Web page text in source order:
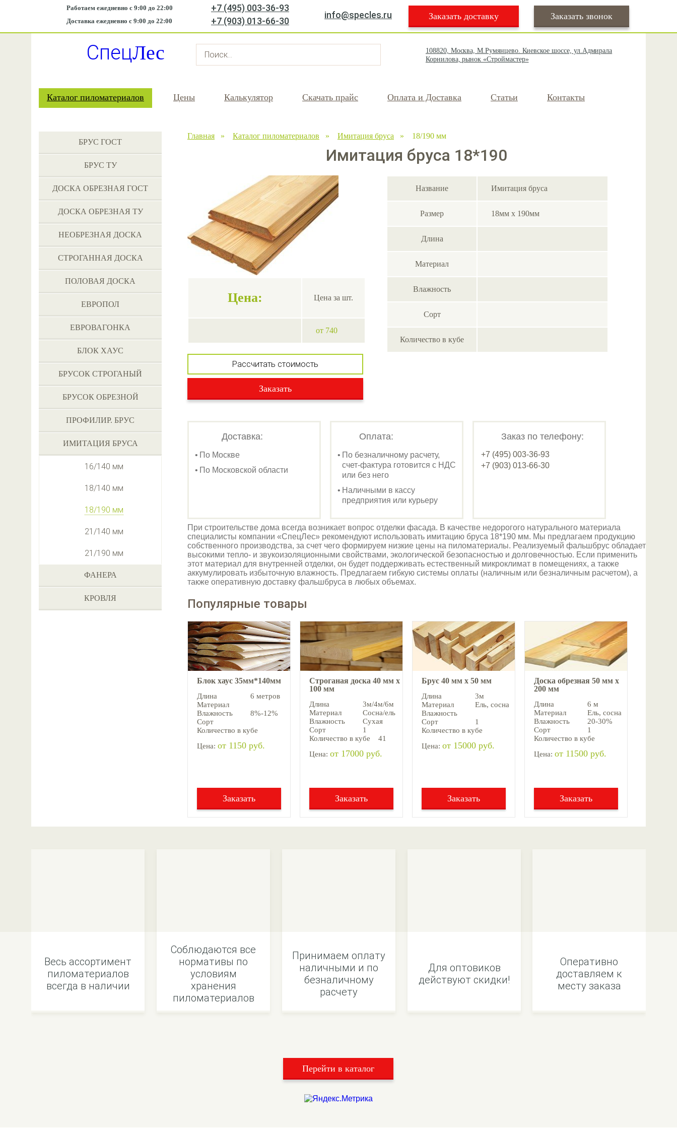
Заказать доставку Заказать звонок
Работаем ежедневно с 9:00 до 22:00
Доставка ежедневно с 9:00 до 22:00
+7 (495) 003-36-93
+7 (903) 013-66-30
info@specles.ru
СпецЛес
108820, Москва, М.Румянцево. Киевское шоссе, ул.Адмирала
Корнилова, рынок «Строймастер»
Каталог пиломатериалов Цены Калькулятор Скачать прайс Оплата и Доставка Статьи Контакты
БРУС ГОСТ
БРУС ТУ
ДОСКА ОБРЕЗНАЯ ГОСТ
ДОСКА ОБРЕЗНАЯ ТУ
НЕОБРЕЗНАЯ ДОСКА
СТРОГАННАЯ ДОСКА
ПОЛОВАЯ ДОСКА
ЕВРОПОЛ
ЕВРОВАГОНКА
БЛОК ХАУС
БРУСОК СТРОГАНЫЙ
БРУСОК ОБРЕЗНОЙ
ПРОФИЛИР. БРУС
ИМИТАЦИЯ БРУСА
16/140 мм
18/140 мм
18/190 мм
21/140 мм
21/190 мм
ФАНЕРА
КРОВЛЯ
Главная » Каталог пиломатериалов » Имитация бруса » 18/190 мм
Имитация бруса 18*190
Цена: Цена за шт.
от 740
Рассчитать стоимость
Заказать
Название Имитация бруса
Размер 18мм х 190мм
Длина
Материал
Влажность
Сорт
Количество в кубе
Доставка:
По Москве
По Московской области
Оплата:
По безналичному расчету,
счет-фактура готовится с НДС
или без него
Наличными в кассу
предприятия или курьеру
Заказ по телефону:
+7 (495) 003-36-93
+7 (903) 013-66-30
При строительстве дома всегда возникает вопрос отделки фасада. В качестве недорогого натурального материала
специалисты компании «СпецЛес» рекомендуют использовать имитацию бруса 18*190 мм. Мы предлагаем продукцию
собственного производства, за счет чего формируем низкие цены на пиломатериалы. Реализуемый фальшбрус обладает
высокими тепло- и звукоизоляционными свойствами, экологической безопасностью и долговечностью. Если применить
этот материал для внутренней отделки, он будет поддерживать естественный микроклимат в помещениях, а также
аккумулировать избыточную влажность. Предлагаем гибкую системы оплаты (наличным или безналичным расчетом), а
также оперативную доставку фальшбруса в любых объемах.
Популярные товары
Блок хаус 35мм*140мм
Длина
6 метров
Материал
Влажность
8%-12%
Сорт
Количество в кубе
Цена: от 1150 руб.
Заказать
Строганая доска 40 мм х
100 мм
Длина
3м/4м/6м
Материал
Сосна/ель
Влажность
Сухая
Сорт
1
Количество в кубе
41
Цена: от 17000 руб.
Заказать
Брус 40 мм х 50 мм
Длина
3м
Материал
Ель, cосна
Влажность
Сорт
1
Количество в кубе
Цена: от 15000 руб.
Заказать
Доска обрезная 50 мм х
200 мм
Длина
6 м
Материал
Ель, cосна
Влажность
20-30%
Сорт
1
Количество в кубе
Цена: от 11500 руб.
Заказать
Весь ассортимент
пиломатериалов
всегда в наличии
Соблюдаются все
нормативы по
условиям
хранения
пиломатериалов
Принимаем оплату
наличными и по
безналичному
расчету
Для оптовиков
действуют скидки!
Оперативно
доставляем к
месту заказа
Перейти в каталог